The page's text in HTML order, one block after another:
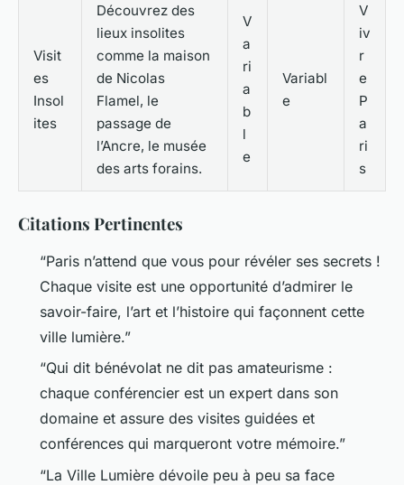
Visit
es
Insol
ites
Découvrez des
lieux insolites
comme la maison
de Nicolas
Flamel, le
passage de
l’Ancre, le musée
des arts forains.
V
a
ri
a
b
l
e
Variabl
e
V
iv
r
e
P
a
ri
s
Citations Pertinentes
“Paris n’attend que vous pour révéler ses secrets !
Chaque visite est une opportunité d’admirer le
savoir-faire, l’art et l’histoire qui façonnent cette
ville lumière.”
“Qui dit bénévolat ne dit pas amateurisme :
chaque conférencier est un expert dans son
domaine et assure des visites guidées et
conférences qui marqueront votre mémoire.”
“La Ville Lumière dévoile peu à peu sa face